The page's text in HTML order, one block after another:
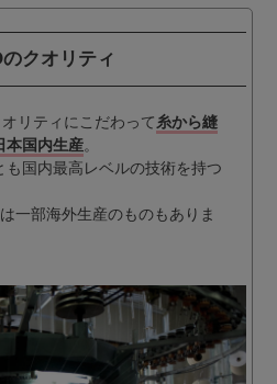
クオリティ
リティにこだわって 糸から縫
本国内生産。
国内最高レベルの技術を持つ
一部海外生産のものもありま